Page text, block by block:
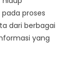
proses
dari berbagai
yang